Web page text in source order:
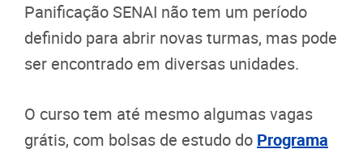
Panificação SENAI não tem um período
definido para abrir novas turmas, mas pode
ser encontrado em diversas unidades.
O curso tem até mesmo algumas vagas
grátis, com bolsas de estudo do Programa